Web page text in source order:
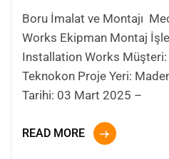
Boru İmalat ve Montajı
Works Ekipman Montaj
Installation Works
Teknokon Proje Yeri:
Tarihi: 03 Mart 2025 –
READ MORE